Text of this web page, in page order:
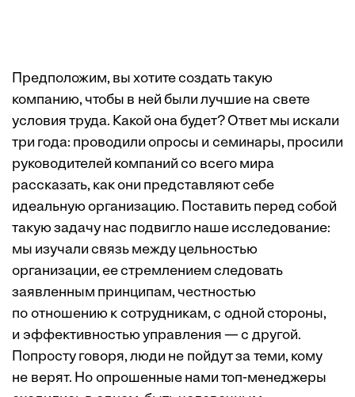
Предположим, вы хотите создать такую
компанию, чтобы в ней были лучшие на свете
условия труда. Какой она будет? Ответ мы искали
три года: проводили опросы и семинары, просили
руководителей компаний со всего мира
рассказать, как они представляют себе
идеальную организацию. Поставить перед собой
такую задачу нас подвигло наше исследование:
мы изучали связь между цельностью
организации, ее стремлением следовать
заявленным принципам, честностью
по отношению к сотрудникам, с одной стороны,
и эффективностью управления — с другой.
Попросту говоря, люди не пойдут за теми, кому
не верят. Но опрошенные нами топ-менеджеры